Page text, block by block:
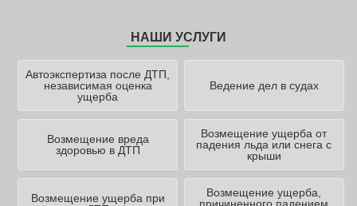
НАШИ УСЛУГИ
Автоэкспертиза после ДТП,
независимая оценка
ущерба
Ведение дел в судах
Возмещение вреда
здоровью в ДТП
Возмещение ущерба от
падения льда или снега с
крыши
Возмещение ущерба при
Возмещение ущерба,